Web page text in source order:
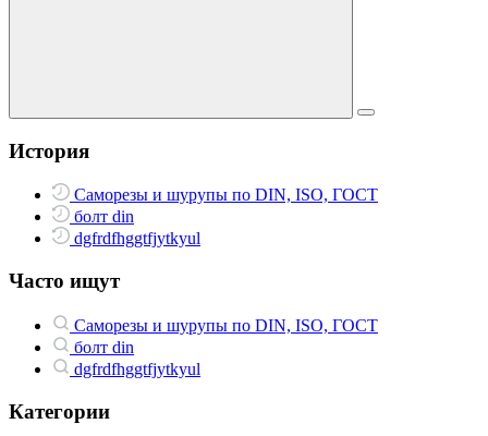
История
Саморезы и шурупы по DIN, ISO, ГОСТ
болт din
dgfrdfhggtfjytkyul
Часто ищут
Саморезы и шурупы по DIN, ISO, ГОСТ
болт din
dgfrdfhggtfjytkyul
Категории